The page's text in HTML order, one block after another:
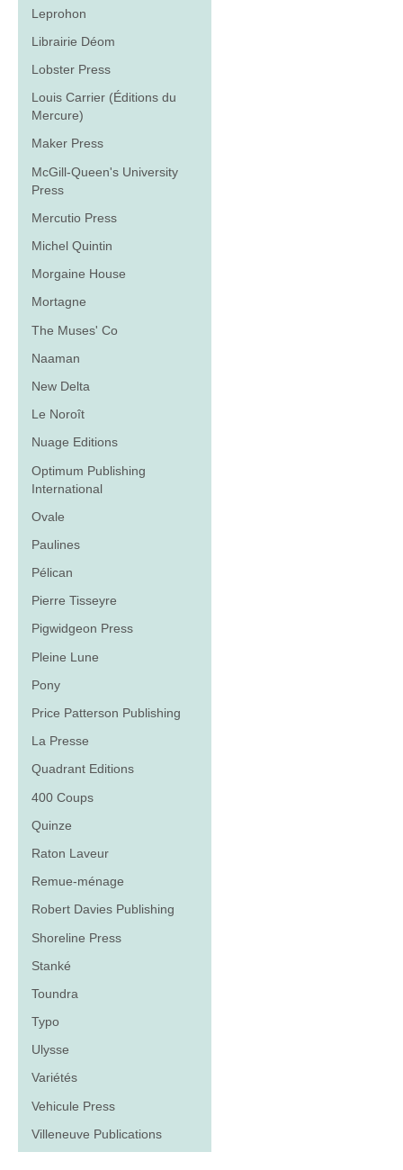
Leprohon
Librairie Déom
Lobster Press
Louis Carrier (Éditions du
Mercure)
Maker Press
McGill-Queen's University
Press
Mercutio Press
Michel Quintin
Morgaine House
Mortagne
The Muses' Co
Naaman
New Delta
Le Noroît
Nuage Editions
Optimum Publishing
International
Ovale
Paulines
Pélican
Pierre Tisseyre
Pigwidgeon Press
Pleine Lune
Pony
Price Patterson Publishing
La Presse
Quadrant Editions
400 Coups
Quinze
Raton Laveur
Remue-ménage
Robert Davies Publishing
Shoreline Press
Stanké
Toundra
Typo
Ulysse
Variétés
Vehicule Press
Villeneuve Publications